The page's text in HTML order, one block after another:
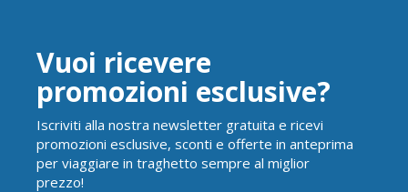
Vuoi ricevere
promozioni esclusive?
Iscriviti alla nostra newsletter gratuita e ricevi
promozioni esclusive, sconti e offerte in anteprima
per viaggiare in traghetto sempre al miglior
prezzo!